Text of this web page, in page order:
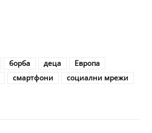
борба деца
Европа
смартфони
социални мрежи